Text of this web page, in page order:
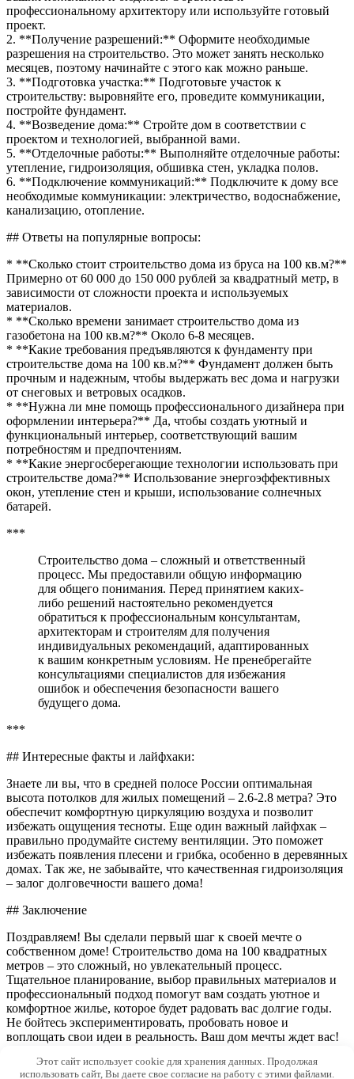
профессиональному архитектору или используйте готовый
проект.
2. **Получение разрешений:** Оформите необходимые
разрешения на строительство. Это может занять несколько
месяцев, поэтому начинайте с этого как можно раньше.
3. **Подготовка участка:** Подготовьте участок к
строительству: выровняйте его, проведите коммуникации,
постройте фундамент.
4. **Возведение дома:** Стройте дом в соответствии с
проектом и технологией, выбранной вами.
5. **Отделочные работы:** Выполняйте отделочные работы:
утепление, гидроизоляция, обшивка стен, укладка полов.
6. **Подключение коммуникаций:** Подключите к дому все
необходимые коммуникации: электричество, водоснабжение,
канализацию, отопление.
## Ответы на популярные вопросы:
* **Сколько стоит строительство дома из бруса на 100 кв.м?**
Примерно от 60 000 до 150 000 рублей за квадратный метр, в
зависимости от сложности проекта и используемых
материалов.
* **Сколько времени занимает строительство дома из
газобетона на 100 кв.м?** Около 6-8 месяцев.
* **Какие требования предъявляются к фундаменту при
строительстве дома на 100 кв.м?** Фундамент должен быть
прочным и надежным, чтобы выдержать вес дома и нагрузки
от снеговых и ветровых осадков.
* **Нужна ли мне помощь профессионального дизайнера при
оформлении интерьера?** Да, чтобы создать уютный и
функциональный интерьер, соответствующий вашим
потребностям и предпочтениям.
* **Какие энергосберегающие технологии использовать при
строительстве дома?** Использование энергоэффективных
окон, утепление стен и крыши, использование солнечных
батарей.
***
Строительство дома – сложный и ответственный
процесс. Мы предоставили общую информацию
для общего понимания. Перед принятием каких-
либо решений настоятельно рекомендуется
обратиться к профессиональным консультантам,
архитекторам и строителям для получения
индивидуальных рекомендаций, адаптированных
к вашим конкретным условиям. Не пренебрегайте
консультациями специалистов для избежания
ошибок и обеспечения безопасности вашего
будущего дома.
***
## Интересные факты и лайфхаки:
Знаете ли вы, что в средней полосе России оптимальная
высота потолков для жилых помещений – 2.6-2.8 метра? Это
обеспечит комфортную циркуляцию воздуха и позволит
избежать ощущения тесноты. Еще один важный лайфхак –
правильно продумайте систему вентиляции. Это поможет
избежать появления плесени и грибка, особенно в деревянных
домах. Так же, не забывайте, что качественная гидроизоляция
– залог долговечности вашего дома!
## Заключение
Поздравляем! Вы сделали первый шаг к своей мечте о
собственном доме! Строительство дома на 100 квадратных
метров – это сложный, но увлекательный процесс.
Тщательное планирование, выбор правильных материалов и
профессиональный подход помогут вам создать уютное и
комфортное жилье, которое будет радовать вас долгие годы.
Не бойтесь экспериментировать, пробовать новое и
воплощать свои идеи в реальность. Ваш дом мечты ждет вас!
© 2026 Inhomes.ru
Этот сайт использует cookie для хранения данных. Продолжая
использовать сайт, Вы даете свое согласие на работу с этими файлами.